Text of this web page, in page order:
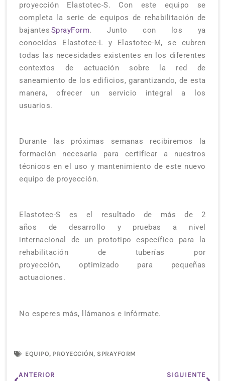
proyección Elastotec-S. Con este equipo se
completa la serie de equipos de rehabilitación de
bajantes SprayForm. Junto con los ya
conocidos Elastotec-L y Elastotec-M, se cubren
todas las necesidades existentes en los diferentes
contextos de actuación
sobre la red de
saneamiento de los edificios, garantizando, de esta
manera, ofrecer un servicio integral a los
usuarios.
Durante las próximas semanas recibiremos
la
formación necesaria para certificar a nuestros
técnicos en el uso y mantenimiento de este nuevo
equipo de proyección.
Elastotec-S es el resultado de más de 2
años dedesarrollo y pruebas a nivel
internacional de un prototipoespecífico para la
rehabilitación de tuberías por
proyección,optimizado para pequeñas
actuaciones.
No esperes más, llámanos e infórmate.
EQUIPO, PROYECCIÓN, SPRAYFORM
Ant
ANTERIOR SIGUIENTE